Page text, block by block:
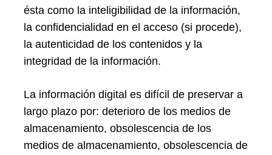
ésta como la inteligibilidad de la información,
la confidencialidad en el acceso (si procede),
la autenticidad de los contenidos y la
integridad de la información.
La información digital es difícil de preservar a
largo plazo por: deterioro de los medios de
almacenamiento, obsolescencia de los
medios de almacenamiento, obsolescencia de